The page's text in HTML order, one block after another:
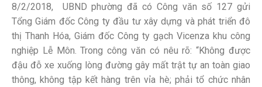
8/2/2018, UBND phường đã có Công văn số 127 gửi
Tổng Giám đốc Công ty đầu tư xây dựng và phát triển đô
thị Thanh Hóa, Giám đốc Công ty gạch Vicenza khu công
nghiệp Lễ Môn. Trong công văn có nêu rõ: “Không được
đậu đỗ xe xuống lòng đường gây mất trật tự an toàn giao
thông, không tập kết hàng trên vỉa hè; phải tổ chức nhân